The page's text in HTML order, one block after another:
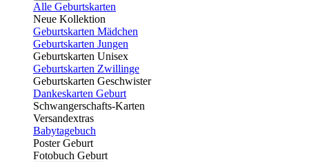
Alle Geburtskarten
Neue Kollektion
Geburtskarten Mädchen
Geburtskarten Jungen
Geburtskarten Unisex
Geburtskarten Zwillinge
Geburtskarten Geschwister
Dankeskarten Geburt
Schwangerschafts-Karten
Versandextras
Babytagebuch
Poster Geburt
Fotobuch Geburt